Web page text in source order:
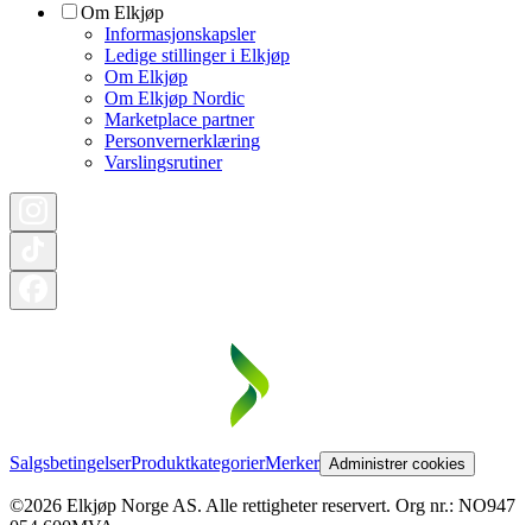
Om Elkjøp
Informasjonskapsler
Ledige stillinger i Elkjøp
Om Elkjøp
Om Elkjøp Nordic
Marketplace partner
Personvernerklæring
Varslingsrutiner
SalgsbetingelserProduktkategorierMerker Administrer cookies
©2026 Elkjøp Norge AS. Alle rettigheter reservert. Org nr.: NO947